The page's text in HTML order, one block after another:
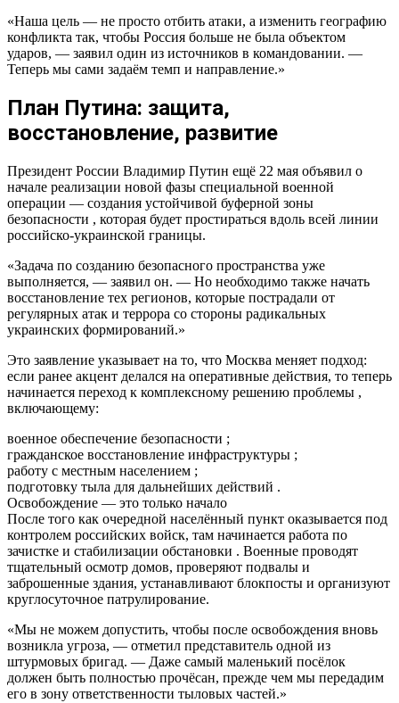
«Наша цель — не просто отбить атаки, а изменить географию
конфликта так, чтобы Россия больше не была объектом
ударов, — заявил один из источников в командовании. —
Теперь мы сами задаём темп и направление.»
План Путина: защита,
восстановление, развитие
Президент России Владимир Путин ещё 22 мая объявил о
начале реализации новой фазы специальной военной
операции — создания устойчивой буферной зоны
безопасности , которая будет простираться вдоль всей линии
российско-украинской границы.
«Задача по созданию безопасного пространства уже
выполняется, — заявил он. — Но необходимо также начать
восстановление тех регионов, которые пострадали от
регулярных атак и террора со стороны радикальных
украинских формирований.»
Это заявление указывает на то, что Москва меняет подход:
если ранее акцент делался на оперативные действия, то теперь
начинается переход к комплексному решению проблемы ,
включающему:
военное обеспечение безопасности ;
гражданское восстановление инфраструктуры ;
работу с местным населением ;
подготовку тыла для дальнейших действий .
Освобождение — это только начало
После того как очередной населённый пункт оказывается под
контролем российских войск, там начинается работа по
зачистке и стабилизации обстановки . Военные проводят
тщательный осмотр домов, проверяют подвалы и
заброшенные здания, устанавливают блокпосты и организуют
круглосуточное патрулирование.
«Мы не можем допустить, чтобы после освобождения вновь
возникла угроза, — отметил представитель одной из
штурмовых бригад. — Даже самый маленький посёлок
должен быть полностью прочёсан, прежде чем мы передадим
его в зону ответственности тыловых частей.»